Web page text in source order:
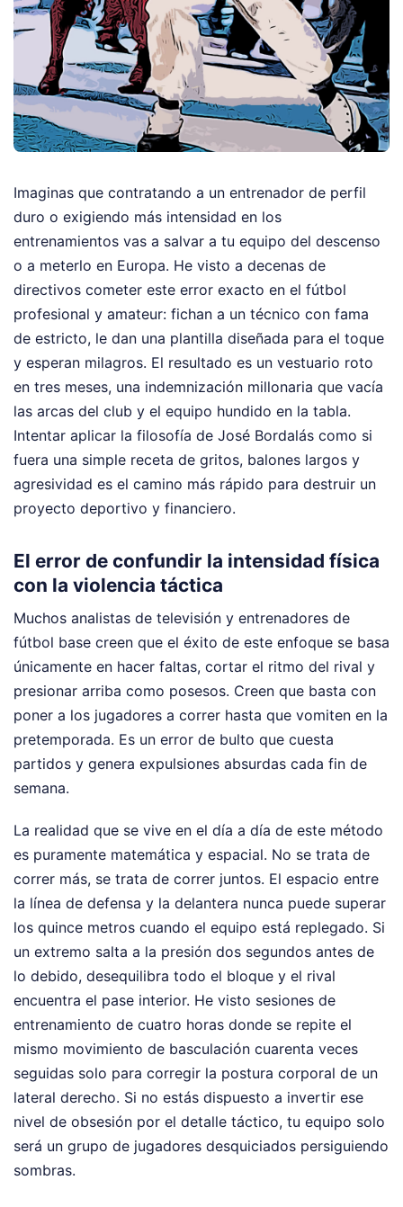
Imaginas que contratando a un entrenador de perfil
duro o exigiendo más intensidad en los
entrenamientos vas a salvar a tu equipo del descenso
o a meterlo en Europa. He visto a decenas de
directivos cometer este error exacto en el fútbol
profesional y amateur: fichan a un técnico con fama
de estricto, le dan una plantilla diseñada para el toque
y esperan milagros. El resultado es un vestuario roto
en tres meses, una indemnización millonaria que vacía
las arcas del club y el equipo hundido en la tabla.
Intentar aplicar la filosofía de José Bordalás como si
fuera una simple receta de gritos, balones largos y
agresividad es el camino más rápido para destruir un
proyecto deportivo y financiero.
El error de confundir la intensidad física
con la violencia táctica
Muchos analistas de televisión y entrenadores de
fútbol base creen que el éxito de este enfoque se basa
únicamente en hacer faltas, cortar el ritmo del rival y
presionar arriba como posesos. Creen que basta con
poner a los jugadores a correr hasta que vomiten en la
pretemporada. Es un error de bulto que cuesta
partidos y genera expulsiones absurdas cada fin de
semana.
La realidad que se vive en el día a día de este método
es puramente matemática y espacial. No se trata de
correr más, se trata de correr juntos. El espacio entre
la línea de defensa y la delantera nunca puede superar
los quince metros cuando el equipo está replegado. Si
un extremo salta a la presión dos segundos antes de
lo debido, desequilibra todo el bloque y el rival
encuentra el pase interior. He visto sesiones de
entrenamiento de cuatro horas donde se repite el
mismo movimiento de basculación cuarenta veces
seguidas solo para corregir la postura corporal de un
lateral derecho. Si no estás dispuesto a invertir ese
nivel de obsesión por el detalle táctico, tu equipo solo
será un grupo de jugadores desquiciados persiguiendo
sombras.